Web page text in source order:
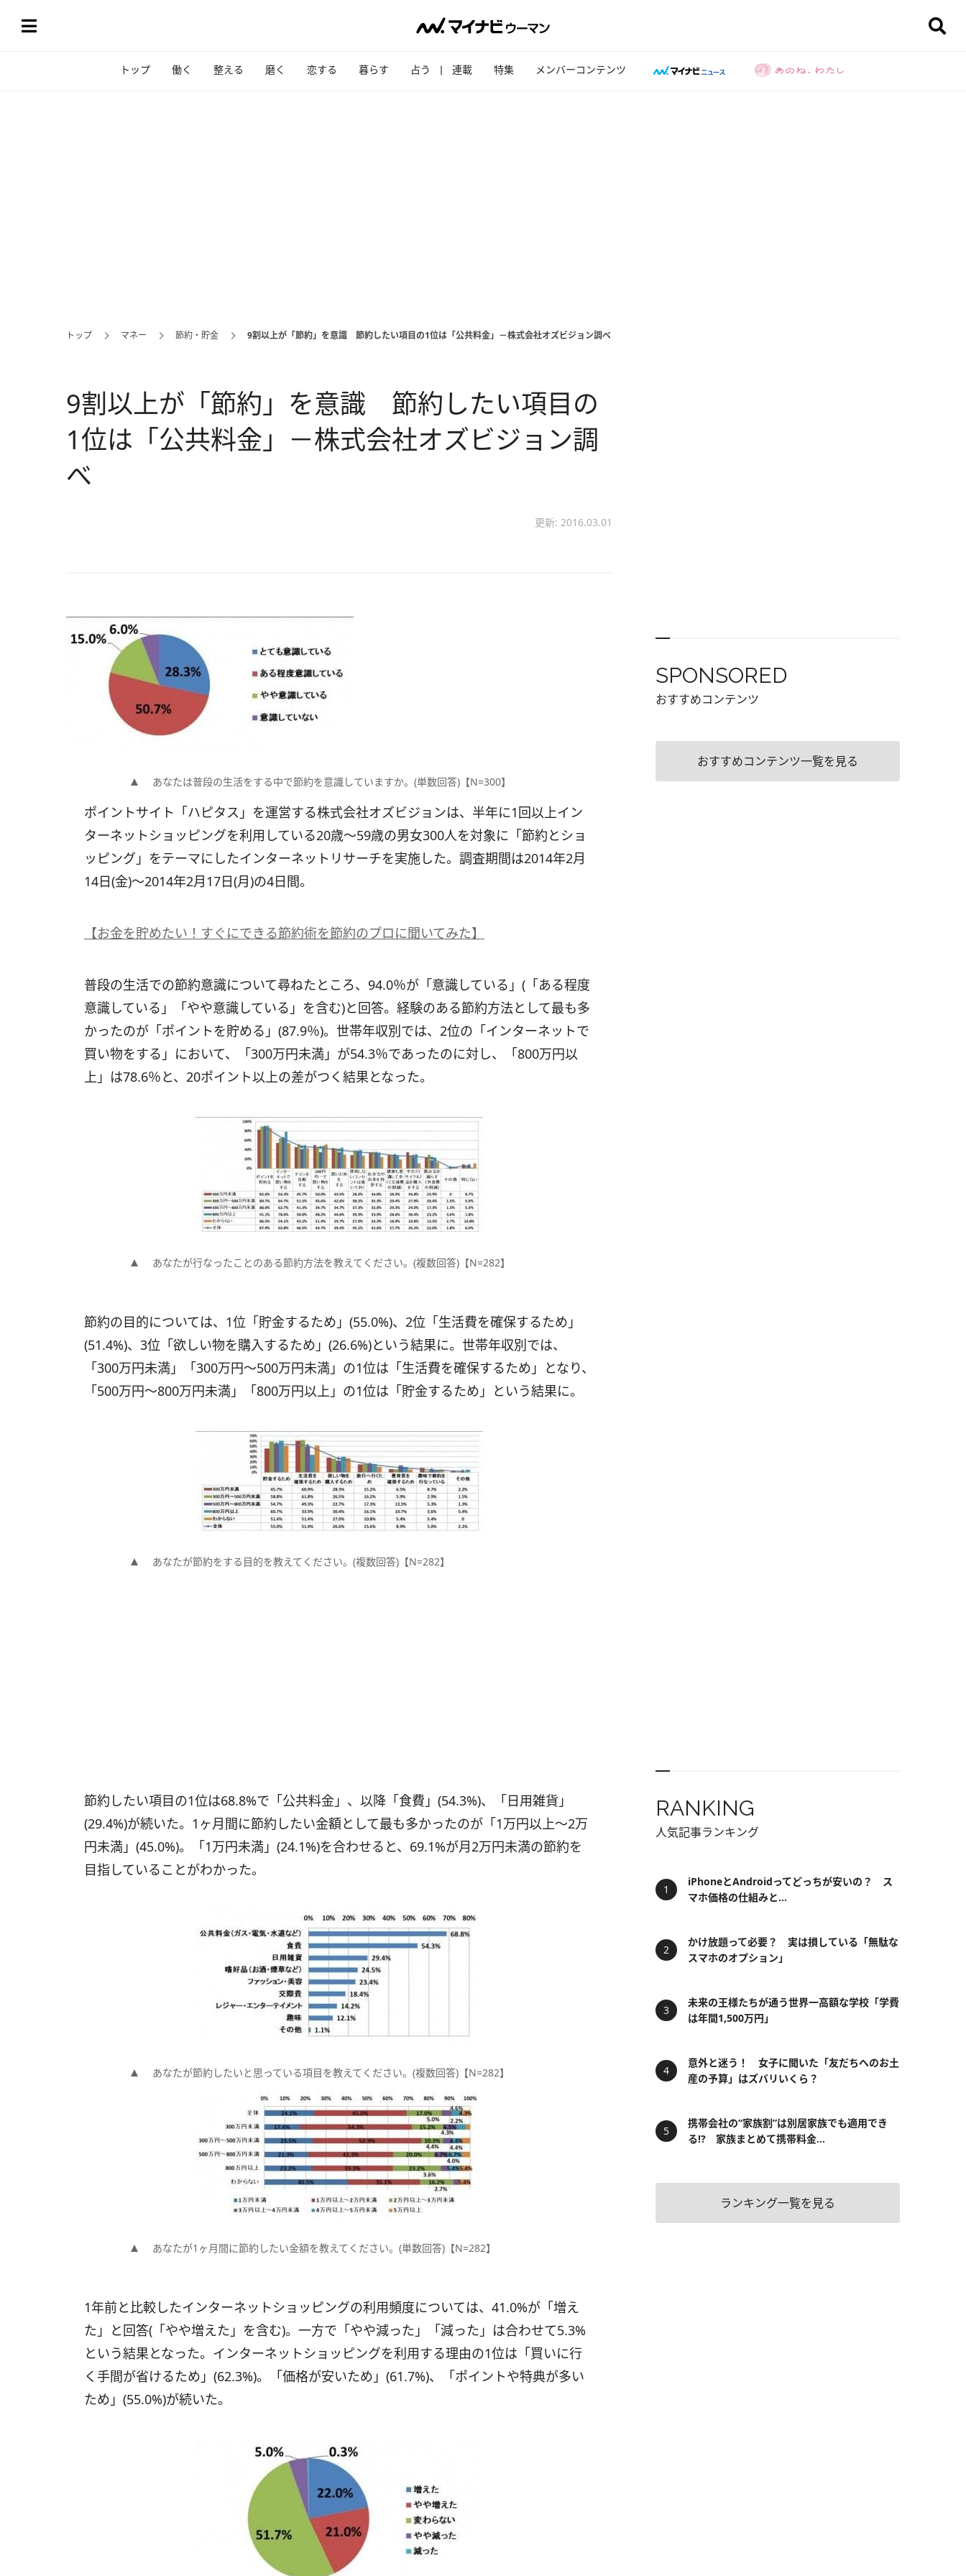
トップ 働く 整える 磨く 恋する 暮らす 占う 連載 特集 メンバーコンテンツ
トップ マネー 節約・貯金 9割以上が「節約」を意識 節約したい項目の1位は「公共料金」－株式会社オズビジョン調べ
9割以上が「節約」を意識 節約したい項目の
1位は「公共料金」－株式会社オズビジョン調
べ
更新: 2016.03.01
あなたは普段の生活をする中で節約を意識していますか。(単数回答)【N=300】
ポイントサイト「ハピタス」を運営する株式会社オズビジョンは、半年に1回以上イン
ターネットショッピングを利用している20歳～59歳の男女300人を対象に「節約とショ
ッピング」をテーマにしたインターネットリサーチを実施した。調査期間は2014年2月
14日(金)～2014年2月17日(月)の4日間。
【お金を貯めたい！すぐにできる節約術を節約のプロに聞いてみた】
普段の生活での節約意識について尋ねたところ、94.0％が「意識している」(「ある程度
意識している」「やや意識している」を含む)と回答。経験のある節約方法として最も多
かったのが「ポイントを貯める」(87.9％)。世帯年収別では、2位の「インターネットで
買い物をする」において、「300万円未満」が54.3％であったのに対し、「800万円以
上」は78.6％と、20ポイント以上の差がつく結果となった。
あなたが行なったことのある節約方法を教えてください。(複数回答)【N=282】
節約の目的については、1位「貯金するため」(55.0%)、2位「生活費を確保するため」
(51.4%)、3位「欲しい物を購入するため」(26.6%)という結果に。世帯年収別では、
「300万円未満」「300万円～500万円未満」の1位は「生活費を確保するため」となり、
「500万円～800万円未満」「800万円以上」の1位は「貯金するため」という結果に。
あなたが節約をする目的を教えてください。(複数回答)【N=282】
節約したい項目の1位は68.8%で「公共料金」、以降「食費」(54.3%)、「日用雑貨」
(29.4%)が続いた。1ヶ月間に節約したい金額として最も多かったのが「1万円以上～2万
円未満」(45.0%)。「1万円未満」(24.1%)を合わせると、69.1%が月2万円未満の節約を
目指していることがわかった。
あなたが節約したいと思っている項目を教えてください。(複数回答)【N=282】
あなたが1ヶ月間に節約したい金額を教えてください。(単数回答)【N=282】
1年前と比較したインターネットショッピングの利用頻度については、41.0%が「増え
た」と回答(「やや増えた」を含む)。一方で「やや減った」「減った」は合わせて5.3%
という結果となった。インターネットショッピングを利用する理由の1位は「買いに行
く手間が省けるため」(62.3%)。「価格が安いため」(61.7%)、「ポイントや特典が多い
ため」(55.0%)が続いた。
SPONSORED
おすすめコンテンツ
おすすめコンテンツ一覧を見る
RANKING
人気記事ランキング
iPhoneとAndroidってどっちが安いの？ ス
マホ価格の仕組みと...
かけ放題って必要？ 実は損している「無駄な
スマホのオプション」
未来の王様たちが通う世界一高額な学校「学費
は年間1,500万円」
意外と迷う！ 女子に聞いた「友だちへのお土
産の予算」はズバリいくら？
携帯会社の“家族割”は別居家族でも適用でき
る!? 家族まとめて携帯料金...
ランキング一覧を見る